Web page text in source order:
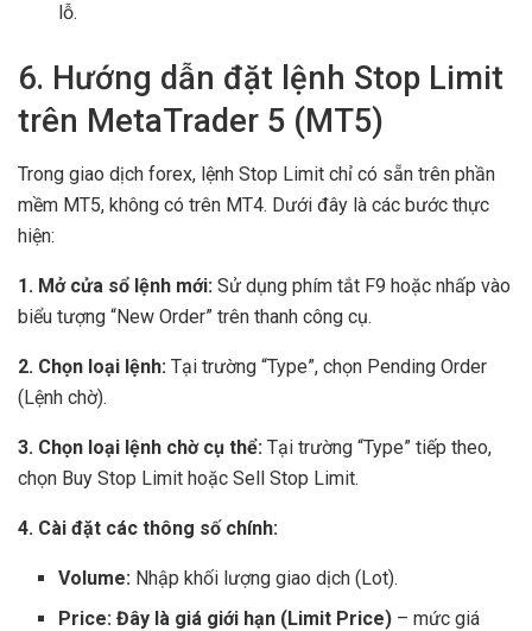
lỗ.
6. Hướng dẫn đặt lệnh Stop Limit
trên MetaTrader 5 (MT5)
Trong giao dịch forex, lệnh Stop Limit chỉ có sẵn trên phần
mềm MT5, không có trên MT4. Dưới đây là các bước thực
hiện:
1. Mở cửa sổ lệnh mới: Sử dụng phím tắt F9 hoặc nhấp vào
biểu tượng “New Order” trên thanh công cụ.
2. Chọn loại lệnh: Tại trường “Type”, chọn Pending Order
(Lệnh chờ).
3. Chọn loại lệnh chờ cụ thể: Tại trường “Type” tiếp theo,
chọn Buy Stop Limit hoặc Sell Stop Limit.
4. Cài đặt các thông số chính:
Volume: Nhập khối lượng giao dịch (Lot).
Price: Đây là giá giới hạn (Limit Price) – mức giá